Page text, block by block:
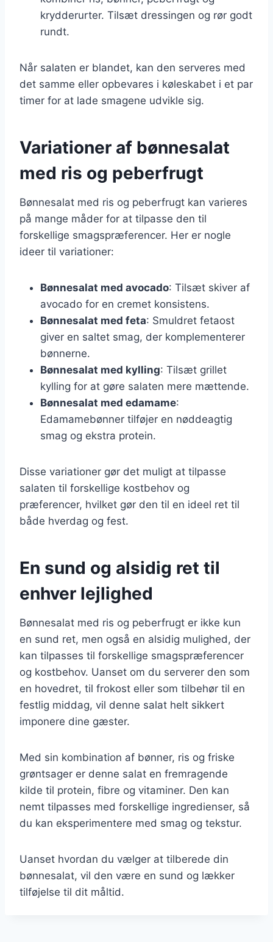
krydderurter. Tilsæt dressingen og rør godt
rundt.
Når salaten er blandet, kan den serveres med
det samme eller opbevares i køleskabet i et par
timer for at lade smagene udvikle sig.
Variationer af bønnesalat
med ris og peberfrugt
Bønnesalat med ris og peberfrugt kan varieres
på mange måder for at tilpasse den til
forskellige smagspræferencer. Her er nogle
ideer til variationer:
Bønnesalat med avocado: Tilsæt skiver af
avocado for en cremet konsistens.
Bønnesalat med feta: Smuldret fetaost
giver en saltet smag, der komplementerer
bønnerne.
Bønnesalat med kylling: Tilsæt grillet
kylling for at gøre salaten mere mættende.
Bønnesalat med edamame:
Edamamebønner tilføjer en nøddeagtig
smag og ekstra protein.
Disse variationer gør det muligt at tilpasse
salaten til forskellige kostbehov og
præferencer, hvilket gør den til en ideel ret til
både hverdag og fest.
En sund og alsidig ret til
enhver lejlighed
Bønnesalat med ris og peberfrugt er ikke kun
en sund ret, men også en alsidig mulighed, der
kan tilpasses til forskellige smagspræferencer
og kostbehov. Uanset om du serverer den som
en hovedret, til frokost eller som tilbehør til en
festlig middag, vil denne salat helt sikkert
imponere dine gæster.
Med sin kombination af bønner, ris og friske
grøntsager er denne salat en fremragende
kilde til protein, fibre og vitaminer. Den kan
nemt tilpasses med forskellige ingredienser, så
du kan eksperimentere med smag og tekstur.
Uanset hvordan du vælger at tilberede din
bønnesalat, vil den være en sund og lækker
tilføjelse til dit måltid.